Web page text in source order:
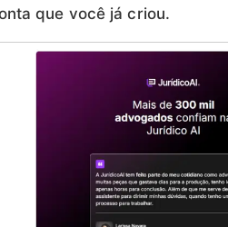
que você já criou.